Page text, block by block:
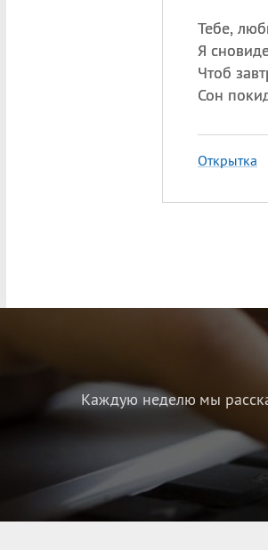
Тебе,
Я
Чтоб
Сон
Открытка
Каждую неделю мы